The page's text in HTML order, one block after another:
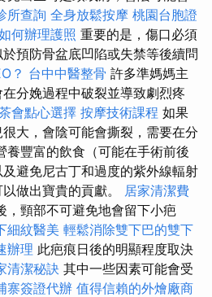
所查詢 全身放鬆按摩 桃園台胞證
何辦理護照 重要的是，傷口必須
預防骨盆底凹陷或失禁等後續問
？ 台中中醫整骨 許多準媽媽主
分娩過程中破裂並導致劇烈疼
會點心選擇 按摩技術課程 如果
大，會陰可能會撕裂，需要在分
養豐富的飲食（可能在手術前後
避免尼古丁和過度的紫外線輻射
做出寶貴的貢獻。 居家清潔費
，頸部不可避免地會留下小疤
細紋醫美 輕鬆消除雙下巴的雙下
辦理 此疤痕日後的明顯程度取決
清潔秘訣 其中一些因素可能會受
寨簽證代辦 值得信賴的外燴廠商